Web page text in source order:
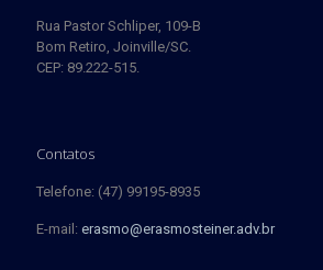
Rua Pastor Schliper, 109-B
Bom Retiro, Joinville/SC.
CEP: 89.222-515.
Contatos
Telefone: (47) 99195-8935
E-mail: erasmo@erasmosteiner.adv.br